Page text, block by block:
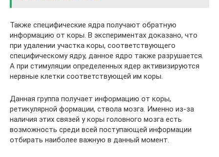
Также специфические ядра получают обратную
информацию от коры. В экспериментах доказано, что
при удалении участка коры, соответствующего
специфическому ядру, данное ядро также разрушается.
А при стимуляции определенных ядер активизируются
нервные клетки соответствующей им коры.
Данная группа получает информацию от коры,
ретикулярной формации, ствола мозга. Именно из-за
наличия этих связей у коры головного мозга есть
возможность среди всей поступающей информации
отбирать наиболее важную в данный момент.